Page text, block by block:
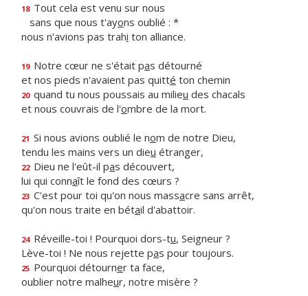
18 Tout cela est venu sur nous
sans que nous t'ayons oublié : *
nous n'avions pas trahi ton alliance.
19 Notre cœur ne s'était pas détourné
et nos pieds n'avaient pas quitté ton chemin
20 quand tu nous poussais au milieu des chacals
et nous couvrais de l'ombre de la mort.
21 Si nous avions oublié le nom de notre Dieu,
tendu les mains vers un dieu étranger,
22 Dieu ne l'eût-il pas découvert,
lui qui connaît le fond des cœurs ?
23 C'est pour toi qu'on nous massacre sans arrêt,
qu'on nous traite en bétail d'abattoir.
24 Réveille-toi ! Pourquoi dors-tu, Seigneur ?
Lève-toi ! Ne nous rejette pas pour toujours.
25 Pourquoi détourner ta face,
oublier notre malheur, notre misère ?